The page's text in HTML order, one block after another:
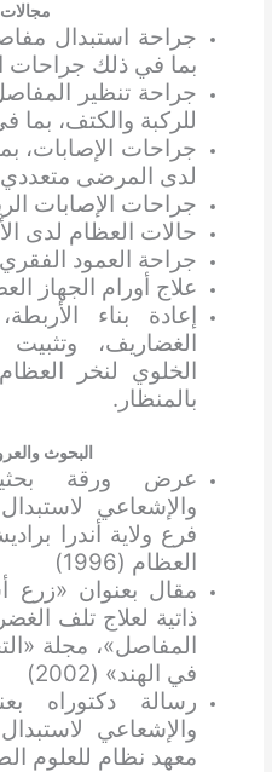
جراحة استبدال
بما في ذلك جراحات
جراحة تنظير
للركبة والكتف، بما
جراحات الإصابات،
لدى المرضى متعددي
جراحات الإصابات
حالات العظام لدى
جراحة العمود
علاج أورام الجهاز
إعادة بناء
الغضاريف، وتثبيت
الخلوي لنخر
بالمنظار.
البحوث
عرض ورقة
والإشعاعي
فرع ولاية أندرا
العظام (1996)
مقال بعنوان «زرع
ذاتية لعلاج تلف
المفاصل»، مجلة
في الهند» (2002)
رسالة دكتوراه
والإشعاعي
معهد نظام للعلوم